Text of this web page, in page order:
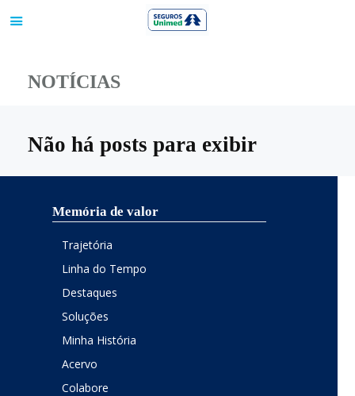
NOTÍCIAS
Não há posts para exibir
Memória de valor
Trajetória
Linha do Tempo
Destaques
Soluções
Minha História
Acervo
Colabore